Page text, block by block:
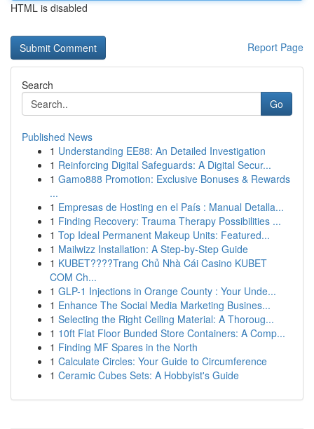
HTML is disabled
Report Page
Search
Go
Published News
1 Understanding EE88: An Detailed Investigation
1 Reinforcing Digital Safeguards: A Digital Secur...
1 Gamo888 Promotion: Exclusive Bonuses & Rewards
...
1 Empresas de Hosting en el País : Manual Detalla...
1 Finding Recovery: Trauma Therapy Possibilities ...
1 Top Ideal Permanent Makeup Units: Featured...
1 Mailwizz Installation: A Step-by-Step Guide
1 KUBET????️Trang Chủ Nhà Cái Casino KUBET
COM Ch...
1 GLP-1 Injections in Orange County : Your Unde...
1 Enhance The Social Media Marketing Busines...
1 Selecting the Right Ceiling Material: A Thoroug...
1 10ft Flat Floor Bunded Store Containers: A Comp...
1 Finding MF Spares in the North
1 Calculate Circles: Your Guide to Circumference
1 Ceramic Cubes Sets: A Hobbyist's Guide